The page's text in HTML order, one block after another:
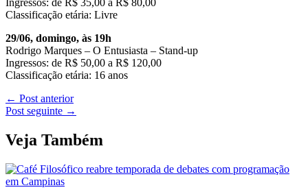
Classificação etária: Livre
29/06, domingo, às 19h
Rodrigo Marques – O Entusiasta – Stand-up
Ingressos: de R$ 50,00 a R$ 120,00
Classificação etária: 16 anos
← Post anterior
Post seguinte →
Veja Também